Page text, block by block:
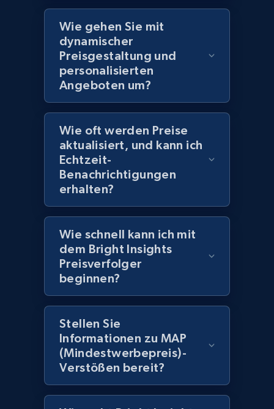
more.
2.1K+ 375+
Amazon products global dataset - Collects
products by specific category URL
Title, Seller name, Brand, Description, Initial
price, Currency, Availability, Reviews count, and
2.1K+ 375+
Amazon products global dataset -
Collecting products by keyword search
Title, Seller name, Brand, Description, Initial
2.1K+ 375+ Jetzt anfangen
Wie gehen Sie mit
dynamischer
Preisgestaltung und
personalisierten
Angeboten um?
Wie oft werden Preise
aktualisiert, und kann ich
Echtzeit-
Benachrichtigungen
erhalten?
Wie schnell kann ich mit
dem Bright Insights
Preisverfolger
beginnen?
Stellen Sie
Informationen zu MAP
(Mindestwerbepreis)-
Verstößen bereit?